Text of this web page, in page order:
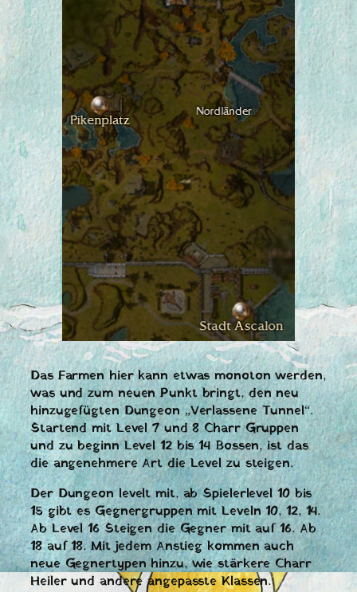
Das Farmen hier kann etwas monoton werden,
was und zum neuen Punkt bringt, den neu
hinzugefügten Dungeon „Verlassene Tunnel“.
Startend mit Level 7 und 8 Charr Gruppen
und zu beginn Level 12 bis 14 Bossen, ist das
die angenehmere Art die Level zu steigen.
Der Dungeon levelt mit, ab Spielerlevel 10 bis
15 gibt es Gegnergruppen mit Leveln 10, 12, 14.
Ab Level 16 Steigen die Gegner mit auf 16. Ab
18 auf 18. Mit jedem Anstieg kommen auch
neue Gegnertypen hinzu, wie stärkere Charr
Heiler und andere angepasste Klassen.